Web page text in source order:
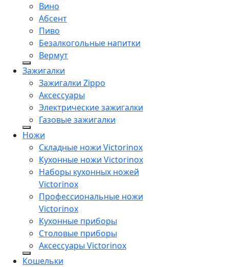
Вино
Абсент
Пиво
Безалкогольные напитки
Вермут
Зажигалки
Зажигалки Zippo
Аксессуары
Электрические зажигалки
Газовые зажигалки
Ножи
Складные ножи Victorinox
Кухонные ножи Victorinox
Наборы кухонных ножей
Victorinox
Профессиональные ножи
Victorinox
Кухонные приборы
Столовые приборы
Аксессуары Victorinox
Кошельки